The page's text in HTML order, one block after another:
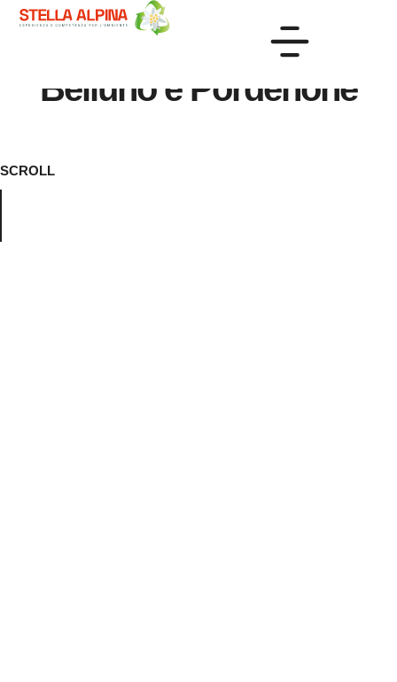
Smaltimento rifiuti
Treviso,
Belluno e Pordenone
SCROLL